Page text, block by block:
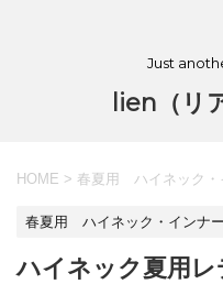
Just
lien（リ
HOME > 春夏用 ハイネック・
春夏用 ハイネック・インナー
ハイネック夏用